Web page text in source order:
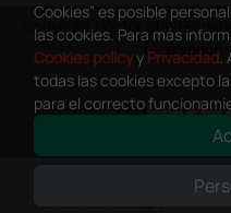
Copyright Doctor Shop
reservados -
This site is protected by
Cookies” es posible
las cookies. Para más
Cookies policyy Privacidad.
todas las cookies excepto
para el correcto